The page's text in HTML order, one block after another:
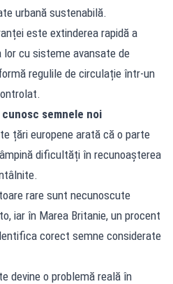
urbană sustenabilă.
este extinderea rapidă a
cu sisteme avansate de
regulile de circulație într-un
semnele noi
țări europene arată că o parte
dificultăți în recunoașterea
rare sunt necunoscute
iar în Marea Britanie, un procent
corect semne considerate
devine o problemă reală în